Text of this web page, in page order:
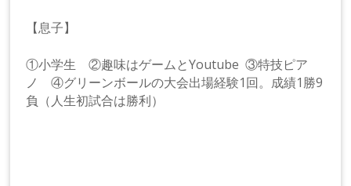
【息子】
①小学生 ②趣味はゲームとYoutube ③特技ピア
ノ ④グリーンボールの大会出場経験1回。成績1勝9
負（人生初試合は勝利）